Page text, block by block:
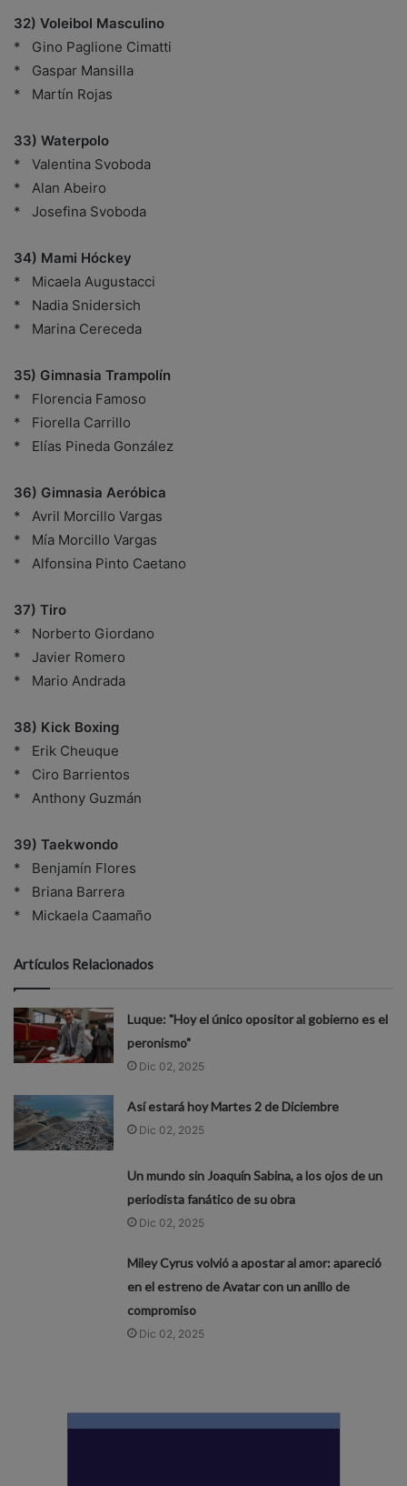
32) Voleibol Masculino
* Gino Paglione Cimatti
* Gaspar Mansilla
* Martín Rojas
33) Waterpolo
* Valentina Svoboda
* Alan Abeiro
* Josefina Svoboda
34) Mami Hóckey
* Micaela Augustacci
* Nadia Snidersich
* Marina Cereceda
35) Gimnasia Trampolín
* Florencia Famoso
* Fiorella Carrillo
* Elías Pineda González
36) Gimnasia Aeróbica
* Avril Morcillo Vargas
* Mía Morcillo Vargas
* Alfonsina Pinto Caetano
37) Tiro
* Norberto Giordano
* Javier Romero
* Mario Andrada
38) Kick Boxing
* Erik Cheuque
* Ciro Barrientos
* Anthony Guzmán
39) Taekwondo
* Benjamín Flores
* Briana Barrera
* Mickaela Caamaño
Artículos Relacionados
Luque: "Hoy el único opositor al gobierno es el
peronismo"
Dic 02, 2025
Así estará hoy Martes 2 de Diciembre
Dic 02, 2025
Un mundo sin Joaquín Sabina, a los ojos de un
periodista fanático de su obra
Dic 02, 2025
Miley Cyrus volvió a apostar al amor: apareció
en el estreno de Avatar con un anillo de
compromiso
Dic 02, 2025